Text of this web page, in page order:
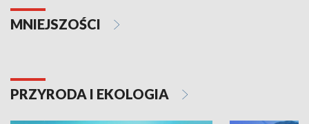
MNIEJSZOŚCI
PRZYRODA I EKOLOGIA